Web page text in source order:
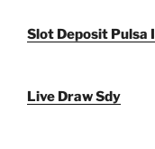
Slot Deposit Pulsa
Live Draw Sdy